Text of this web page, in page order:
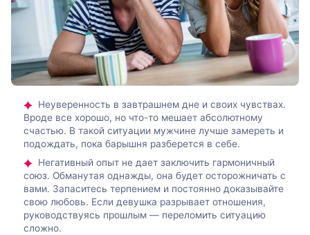
Неуверенность в завтрашнем дне и своих чувствах.
Вроде все хорошо, но что-то мешает абсолютному
счастью. В такой ситуации мужчине лучше замереть и
подождать, пока барышня разберется в себе.
Негативный опыт не дает заключить гармоничный
союз. Обманутая однажды, она будет осторожничать с
вами. Запаситесь терпением и постоянно доказывайте
свою любовь. Если девушка разрывает отношения,
руководствуясь прошлым — переломить ситуацию
сложно.